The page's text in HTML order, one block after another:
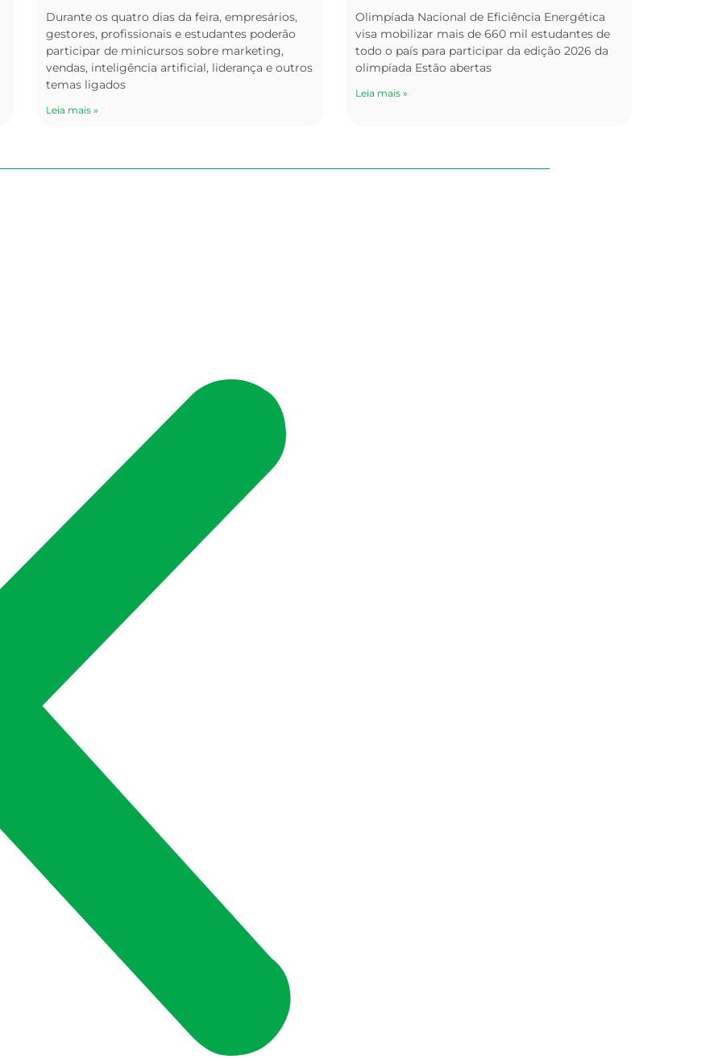
Durante os quatro dias da feira, empresários,
gestores, profissionais e estudantes poderão
participar de minicursos sobre marketing,
vendas, inteligência artificial, liderança e outros
temas ligados
Leia mais »
Olimpíada Nacional de Eficiência Energética
visa mobilizar mais de 660 mil estudantes de
todo o país para participar da edição 2026 da
olimpíada Estão abertas
Leia mais »